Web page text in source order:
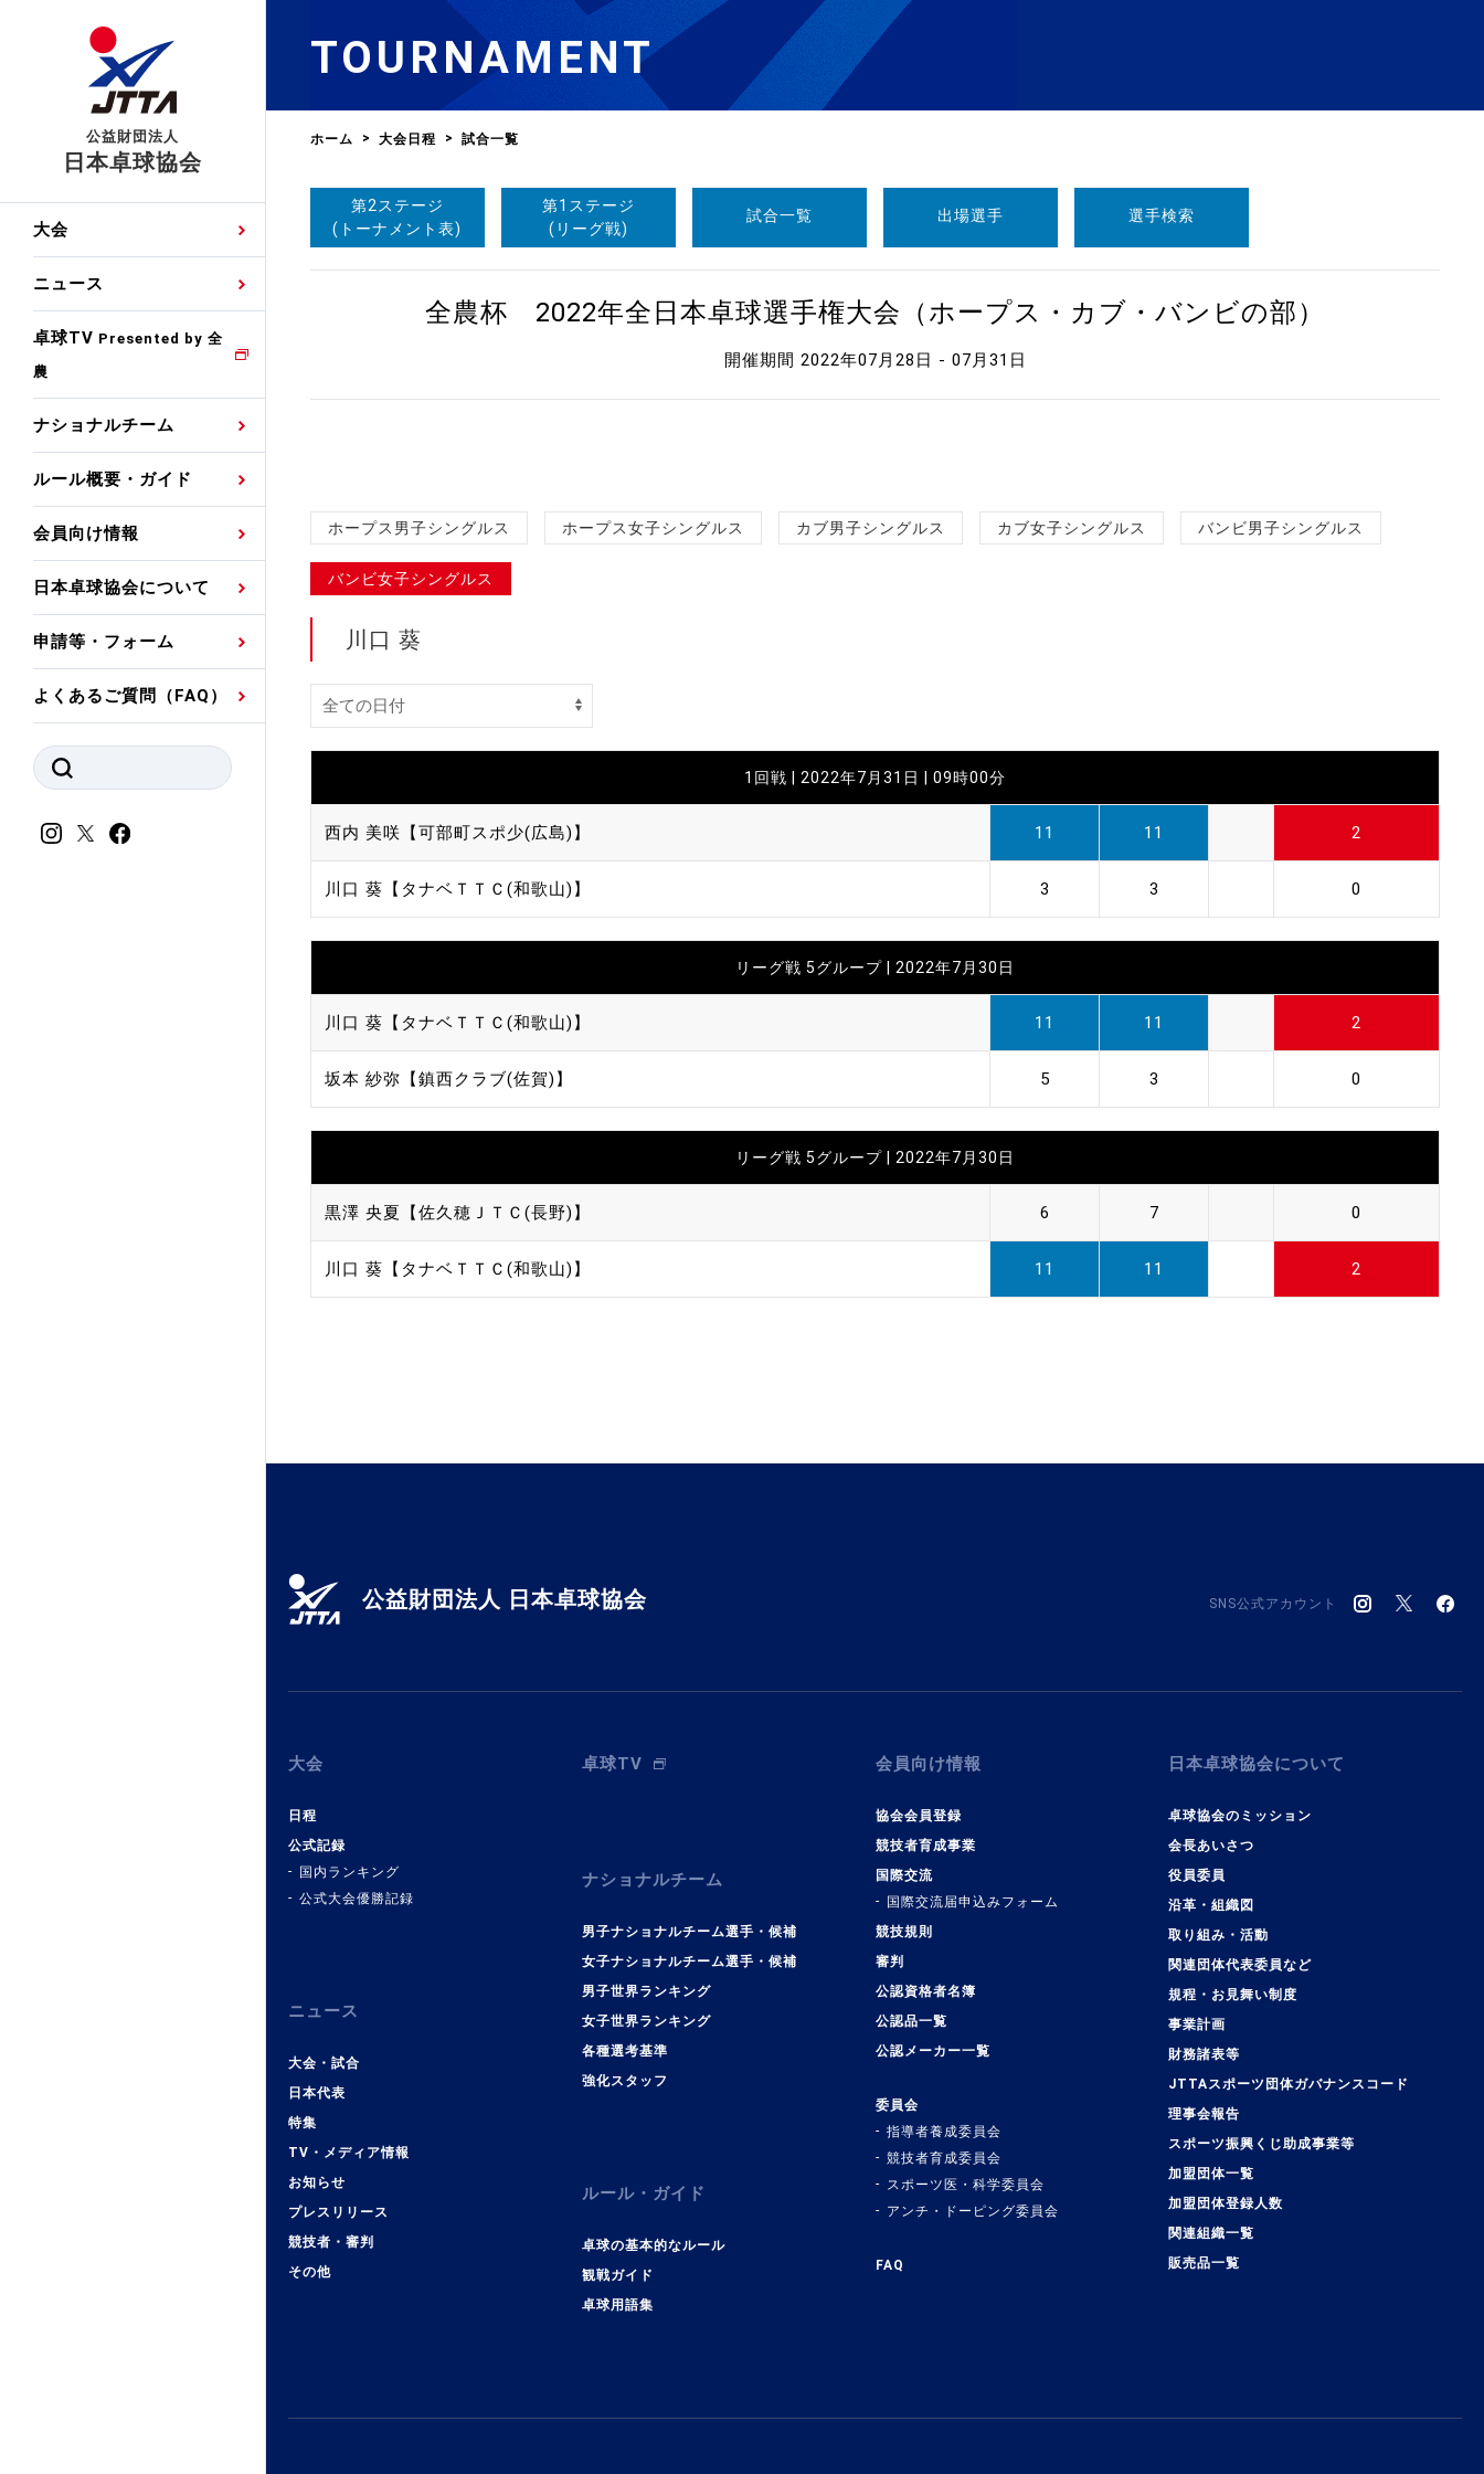
公益財団法人
日本卓球協会
大会 日程
ニュース
大会・試合
卓球TV Presented by 全
農
ナショナルチーム
男子ナショナルチーム選
手・候補
女子ナショナルチーム選
強化スタッフ
ルール概要・ガイド
卓球の基本的なルール
会員向け情報
協会会員登録
委員会
指導者養成委員会
スポーツ医・科学委員会
アンチ・ドーピング委員
会
日本卓球協会について
卓球協会のミッション
事業計画・事業報告
財務諸表等
理事会報告
スポーツ振興くじ助成事業
等
加盟団体登録人数
関連組織一覧
販売品一覧
申請等・フォーム
国際交流届申込みフォーム
審判員ネームプレート制作
申込
よくあるご質問（FAQ）
TOURNAMENT
ホーム 大会日程 試合一覧
第2ステージ
(トーナメント表)
第1ステージ
(リーグ戦)
試合一覧 出場選手 選手検索
全農杯 2022年全日本卓球選手権大会（ホープス・カブ・バンビの部）
開催期間 2022年07月28日 - 07月31日
ホープス男子シングルス ホープス女子シングルス カブ男子シングルス カブ女子シングルス バンビ男子シングルス
バンビ女子シングルス
川口 葵
1回戦 | 2022年7月31日 | 09時00分
西内 美咲【可部町スポ少(広島)】 11 11 2
川口 葵【タナベＴＴＣ(和歌山)】 3 3 0
リーグ戦 5グループ | 2022年7月30日
川口 葵【タナベＴＴＣ(和歌山)】 11 11 2
坂本 紗弥【鎮西クラブ(佐賀)】 5 3 0
リーグ戦 5グループ | 2022年7月30日
黒澤 央夏【佐久穂ＪＴＣ(長野)】 6 7 0
川口 葵【タナベＴＴＣ(和歌山)】 11 11 2
公益財団法人 日本卓球協会 SNS公式アカウント
大会
日程
公式記録
国内ランキング
公式大会優勝記録
ニュース
大会・試合
日本代表
特集
TV・メディア情報
お知らせ
プレスリリース
競技者・審判
その他
卓球TV
ナショナルチーム
男子ナショナルチーム選手・候補
女子ナショナルチーム選手・候補
男子世界ランキング
女子世界ランキング
各種選考基準
強化スタッフ
ルール・ガイド
卓球の基本的なルール
観戦ガイド
卓球用語集
会員向け情報
協会会員登録
競技者育成事業
国際交流
国際交流届申込みフォーム
競技規則
審判
公認資格者名簿
公認品一覧
公認メーカー一覧
委員会
指導者養成委員会
競技者育成委員会
スポーツ医・科学委員会
アンチ・ドーピング委員会
FAQ
日本卓球協会について
卓球協会のミッション
会長あいさつ
役員委員
沿革・組織図
取り組み・活動
関連団体代表委員など
規程・お見舞い制度
事業計画
財務諸表等
JTTAスポーツ団体ガバナンスコード
理事会報告
スポーツ振興くじ助成事業等
加盟団体一覧
加盟団体登録人数
関連組織一覧
販売品一覧